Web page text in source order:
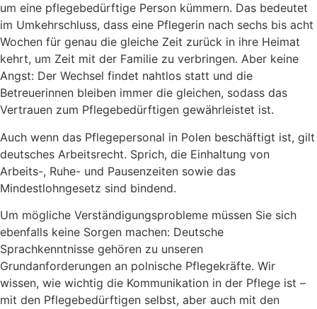
um eine pflegebedürftige Person kümmern. Das bedeutet
im Umkehrschluss, dass eine Pflegerin nach sechs bis acht
Wochen für genau die gleiche Zeit zurück in ihre Heimat
kehrt, um Zeit mit der Familie zu verbringen. Aber keine
Angst: Der Wechsel findet nahtlos statt und die
Betreuerinnen bleiben immer die gleichen, sodass das
Vertrauen zum Pflegebedürftigen gewährleistet ist.
Auch wenn das Pflegepersonal in Polen beschäftigt ist, gilt
deutsches Arbeitsrecht. Sprich, die Einhaltung von
Arbeits-, Ruhe- und Pausenzeiten sowie das
Mindestlohngesetz sind bindend.
Um mögliche Verständigungsprobleme müssen Sie sich
ebenfalls keine Sorgen machen: Deutsche
Sprachkenntnisse gehören zu unseren
Grundanforderungen an polnische Pflegekräfte. Wir
wissen, wie wichtig die Kommunikation in der Pflege ist –
mit den Pflegebedürftigen selbst, aber auch mit den